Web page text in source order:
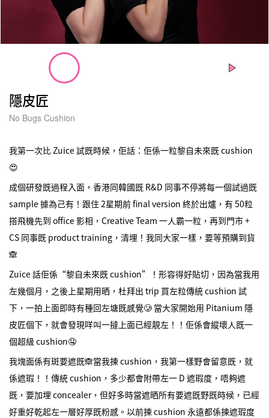
隱皮匠
No Bugs Cushion
我第一次比 Zuice 試既時候，佢話：佢係一粒黎自未來既 cushion
😍
成個研發既過程入面，香港同韓國既 R&D 同事不停將每一個試過既
sample 據為己有！跟住 2星期前 final version 終於出爐，有 50粒
搭飛機先到 office 影相，Creative Team 一人霸一粒，再到門市 +
CS 同事既 product training，清埋！我同大家一樣，要等預購到貨
🙈
Zuice 話佢係“黎自未來既 cushion”！形容得好貼切，因為當我用
左幾個月，之後上星期用晒，杜拜出 trip 買左粒傳統 cushion 試
下，一拍上面即時有種回左塘既感覺🥲 當大家開始用 Pitanium 隱
皮匠個下，就會發現咩叫一撻上面已經靚左！！佢係會縱壞人既一
個超級 cushion🤤
我塊面係有斑要遮既🙈當我揀 cushion，我第一樣野會留意既，就
係遮瑕！！傳統 cushion，多少都會附帶左一 D 遮瑕度，唔夠遮
既，要加埋 concealer，但好多時當遮晒所有要遮既野既時候，已經
好重好乾起左一層好厚既粉感。以前揀 cushion 永遠都係揀遮瑕度